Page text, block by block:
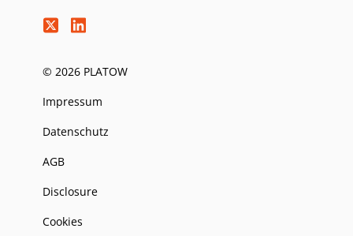
© 2026 PLATOW
Impressum
Datenschutz
AGB
Disclosure
Cookies